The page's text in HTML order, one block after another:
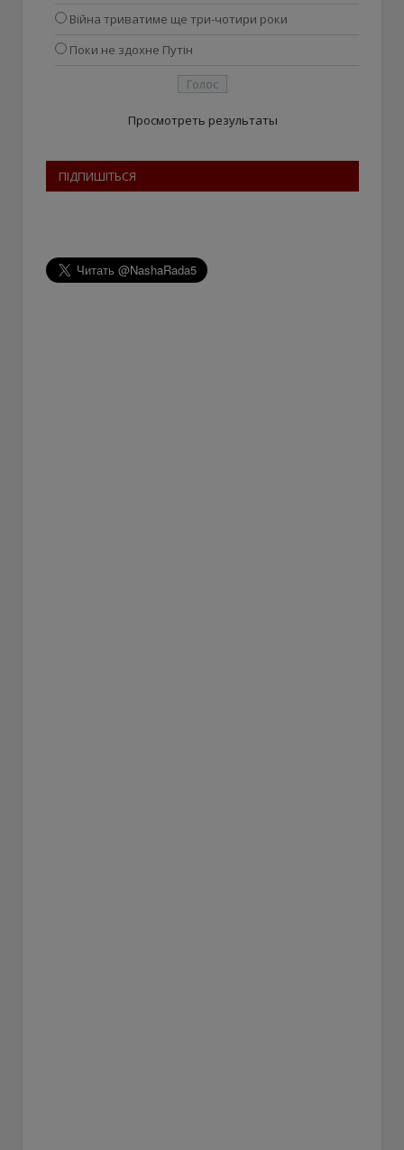
Війна триватиме ще три-чотири роки
Поки не здохне Путін
Просмотреть результаты
ПІДПИШІТЬСЯ